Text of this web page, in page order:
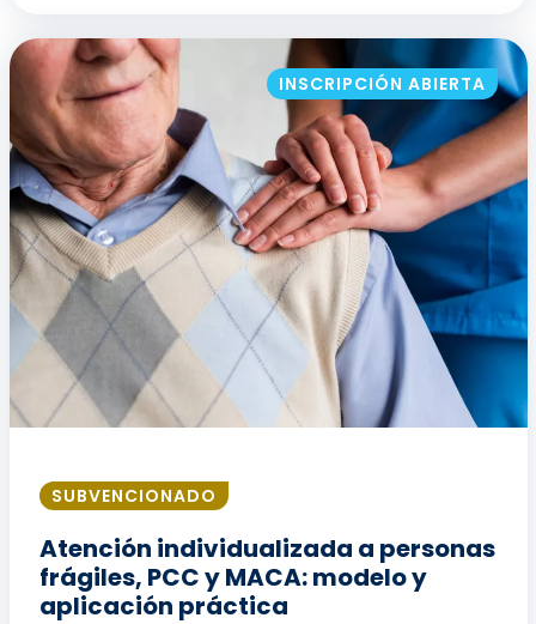
SUBVENCIONADO
Atención individualizada a personas
frágiles, PCC y MACA: modelo y
aplicación práctica
INSCRIPCIÓN ABIERTA